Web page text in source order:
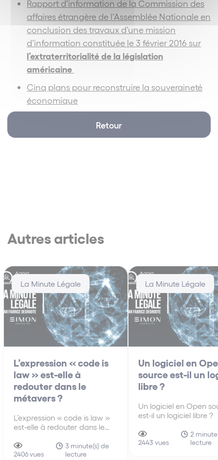
Rapport d’information de la Commission des
affaires étrangère de l’Assemblée Nationale en
conclusion des travaux d’une mission
d’information constituée le 3 février 2016 sur
l’extraterritorialité de la législation
américaine
Cinq plans pour reconstruire la souveraineté
économique
Retour
Autres articles
La Minute Légale
L’expression « code is
law » est-elle à
redouter dans le
métavers ?
L’expression « code is law »
est-elle à redouter dans le
un article écrit par Lawrence
Lessig paru dans le Harvard
2406 vues
3 minute(s) de
lecture
La Minute Légale
Un logiciel en
source est-il un
libre ?
Un logiciel en Open
est-il un logiciel libre ?
pas gratuits pour
sont nés d’un
2443 vues
2
lecture